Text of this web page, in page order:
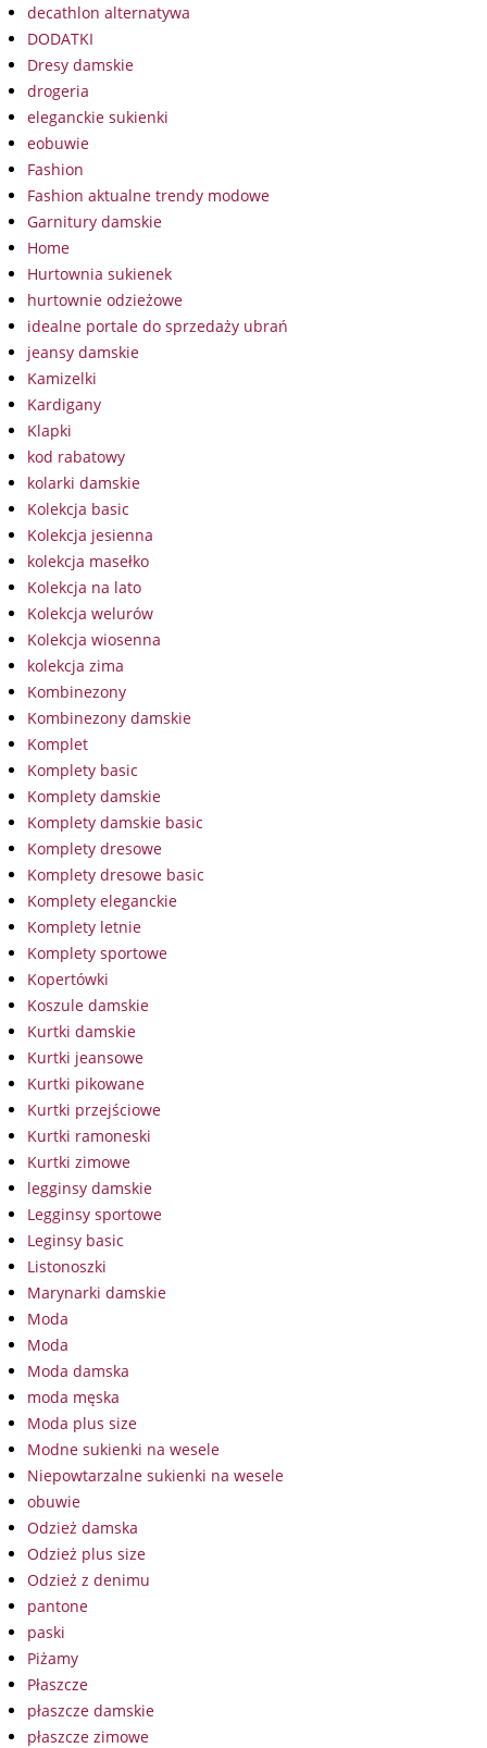
decathlon alternatywa
DODATKI
Dresy damskie
drogeria
eleganckie sukienki
eobuwie
Fashion
Fashion aktualne trendy modowe
Garnitury damskie
Home
Hurtownia sukienek
hurtownie odzieżowe
idealne portale do sprzedaży ubrań
jeansy damskie
Kamizelki
Kardigany
Klapki
kod rabatowy
kolarki damskie
Kolekcja basic
Kolekcja jesienna
kolekcja masełko
Kolekcja na lato
Kolekcja welurów
Kolekcja wiosenna
kolekcja zima
Kombinezony
Kombinezony damskie
Komplet
Komplety basic
Komplety damskie
Komplety damskie basic
Komplety dresowe
Komplety dresowe basic
Komplety eleganckie
Komplety letnie
Komplety sportowe
Kopertówki
Koszule damskie
Kurtki damskie
Kurtki jeansowe
Kurtki pikowane
Kurtki przejściowe
Kurtki ramoneski
Kurtki zimowe
legginsy damskie
Legginsy sportowe
Leginsy basic
Listonoszki
Marynarki damskie
Moda
Moda
Moda damska
moda męska
Moda plus size
Modne sukienki na wesele
Niepowtarzalne sukienki na wesele
obuwie
Odzież damska
Odzież plus size
Odzież z denimu
pantone
paski
Piżamy
Płaszcze
płaszcze damskie
płaszcze zimowe